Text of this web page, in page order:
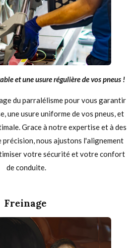
et une usure régulière de vos pneus !
du parralélisme pour vous garantir
une usure uniforme de vos pneus, et
Grace à notre expertise et à des
précision, nous ajustons l'alignement
votre sécurité et votre confort
de conduite.
Freinage